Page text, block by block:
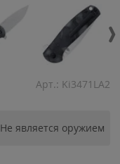
Арт.: Ki3471LA2
Не является оружием